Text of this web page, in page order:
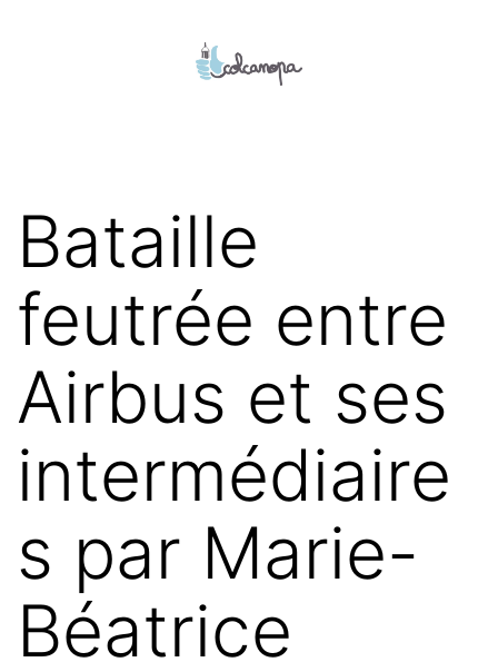
Bataille
feutrée entre
Airbus et ses
intermédiaire
s par Marie-
Béatrice